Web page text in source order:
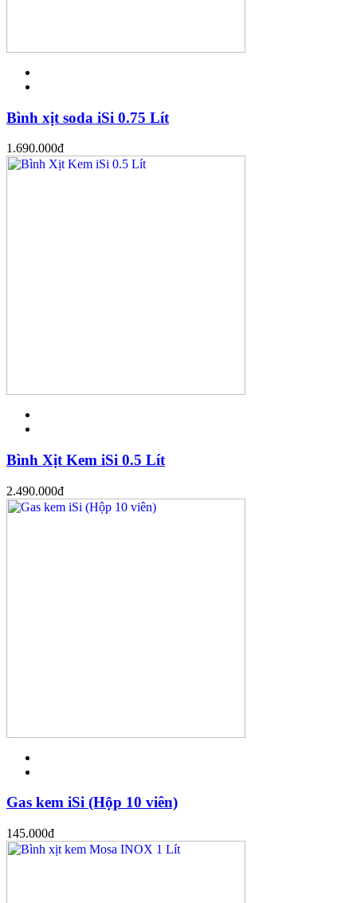
Bình xịt soda iSi 0.75 Lít
1.690.000đ
Bình Xịt Kem iSi 0.5 Lít
2.490.000đ
Gas kem iSi (Hộp 10 viên)
145.000đ